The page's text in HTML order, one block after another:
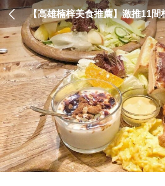
【高雄楠梓美食推薦】激推11間
必吃，楠梓小吃、早午餐、楠梓
理、美食餐廳 - 好好玩 FUNIT